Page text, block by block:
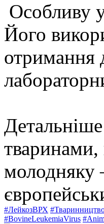
Особливу
Його
отримання
молодняку
#ЛейкозВРХ
#BovineLeukemiaVirus